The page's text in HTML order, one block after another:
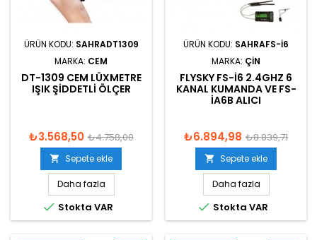
ÜRÜN KODU: SAHRADT1309
MARKA: CEM
DT-1309 CEM LÜXMETRE
IŞIK ŞIDDETLI ÖLÇER
₺3.568,50 ₺4.758,00
 Sepete ekle
Daha fazla
 Stokta VAR
ÜRÜN KODU: SAHRAFS-I6
MARKA: ÇIN
FLYSKY FS-I6 2.4GHZ 6
KANAL KUMANDA VE FS-
IA6B ALICI
₺6.894,98 ₺8.839,71
 Sepete ekle
Daha fazla
 Stokta VAR